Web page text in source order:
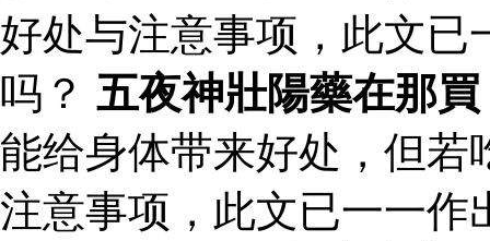
好处与注意事项，此文已
吗？ 五夜神壯陽藥在那買
能给身体带来好处，但若
注意事项，此文已一一作